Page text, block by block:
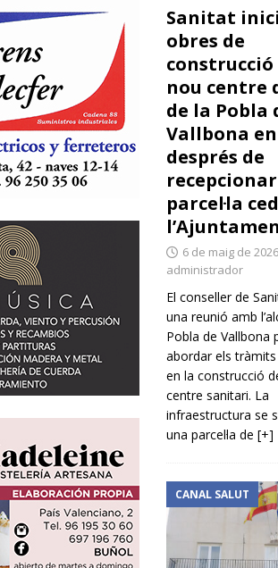
Sanitat
obres de
construcció
nou centre
de la Pobla
Vallbona en
després de
parcel·la
6 de maig de 2026
administrador
El conseller de
una reunió amb
Pobla de Vallbona
abordar els
en la construcció
centre sanitari. La
infraestructura se
una parcel·la de [+]
CANAL SALUT